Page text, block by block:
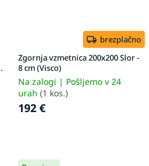
brezplačno
Zgornja vzmetnica 200x200 Slor -
8 cm (Visco)
Na zalogi | Pošljemo v 24
urah (1 kos.)
192 €